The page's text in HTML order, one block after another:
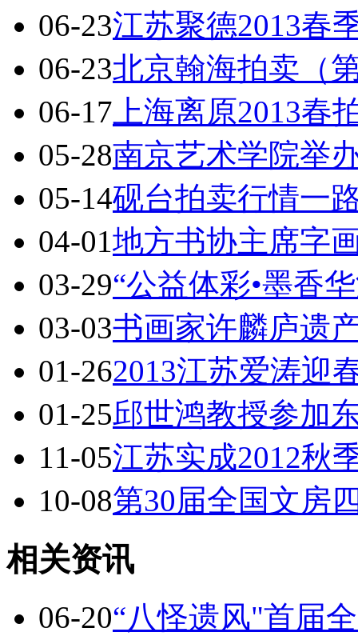
06-23江苏聚德2013春
06-23北京翰海拍卖（
06-17 上海离原2013春
05-28南京艺术学院举
05-14砚台拍卖行情一
04-01地方书协主席字
03-29“公益体彩•墨香
03-03书画家许麟庐遗
01-262013江苏爱涛迎
01-25邱世鸿教授参加
11-05江苏实成2012秋
10-08第30届全国文房
相关资讯
06-20“八怪遗风"首届